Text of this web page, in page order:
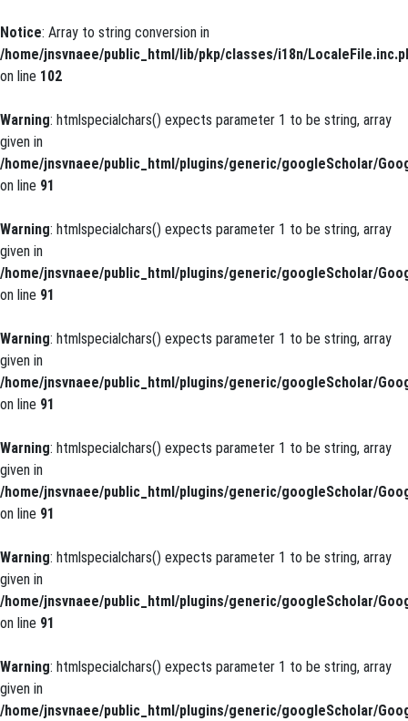
Notice: Array to string conversion in
/home/jnsvnaee/public_html/lib/pkp/classes/i18n/
on line 102
Warning: htmlspecialchars() expects parameter 1 to be string, array
given in
/home/jnsvnaee/public_html/plugins/generic/googleScholar/
on line 91
Warning: htmlspecialchars() expects parameter 1 to be string, array
given in
/home/jnsvnaee/public_html/plugins/generic/googleScholar/
on line 91
Warning: htmlspecialchars() expects parameter 1 to be string, array
given in
/home/jnsvnaee/public_html/plugins/generic/googleScholar/
on line 91
Warning: htmlspecialchars() expects parameter 1 to be string, array
given in
/home/jnsvnaee/public_html/plugins/generic/googleScholar/
on line 91
Warning: htmlspecialchars() expects parameter 1 to be string, array
given in
/home/jnsvnaee/public_html/plugins/generic/googleScholar/
on line 91
Warning: htmlspecialchars() expects parameter 1 to be string, array
given in
/home/jnsvnaee/public_html/plugins/generic/googleScholar/